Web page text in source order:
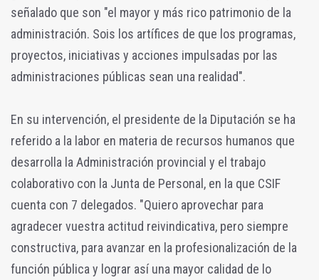
señalado que son "el mayor y más rico patrimonio de la
administración. Sois los artífices de que los programas,
proyectos, iniciativas y acciones impulsadas por las
administraciones públicas sean una realidad".
En su intervención, el presidente de la Diputación se ha
referido a la labor en materia de recursos humanos que
desarrolla la Administración provincial y el trabajo
colaborativo con la Junta de Personal, en la que CSIF
cuenta con 7 delegados. "Quiero aprovechar para
agradecer vuestra actitud reivindicativa, pero siempre
constructiva, para avanzar en la profesionalización de la
función pública y lograr así una mayor calidad de lo